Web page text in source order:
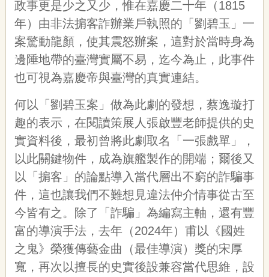
政事更是少之又少，惟在嘉慶二十年（1815
年）由非法掮客詐辦業戶執照的「劉碧玉」一
案驚動龍顏，使其震怒辦案，這對於當時身為
邊陲地帶的臺灣實屬不易，迄今為止，此事件
也可視為嘉慶帝與臺灣的真實連結。
何以「劉碧玉案」做為此劇的發想，蔡逸璇打
趣的表示，在閱讀策展人張啟豐老師提供的史
實資料後，最初曾將此劇取名「一張戲單」，
以此關鍵物件，成為旗艦製作的開端；爾後又
以「掮客」的論點導入當代層出不窮的詐騙事
件，這也讓我們不難想見違法仲介情事從古至
今皆有之。除了「詐騙」為編寫主軸，還有豐
富的導演手法，去年（2024年）甫以《國姓
之鬼》榮獲傳藝金曲（最佳導演）獎的宋厚
寬，再次以擅長的史實後設兼容當代思維，設